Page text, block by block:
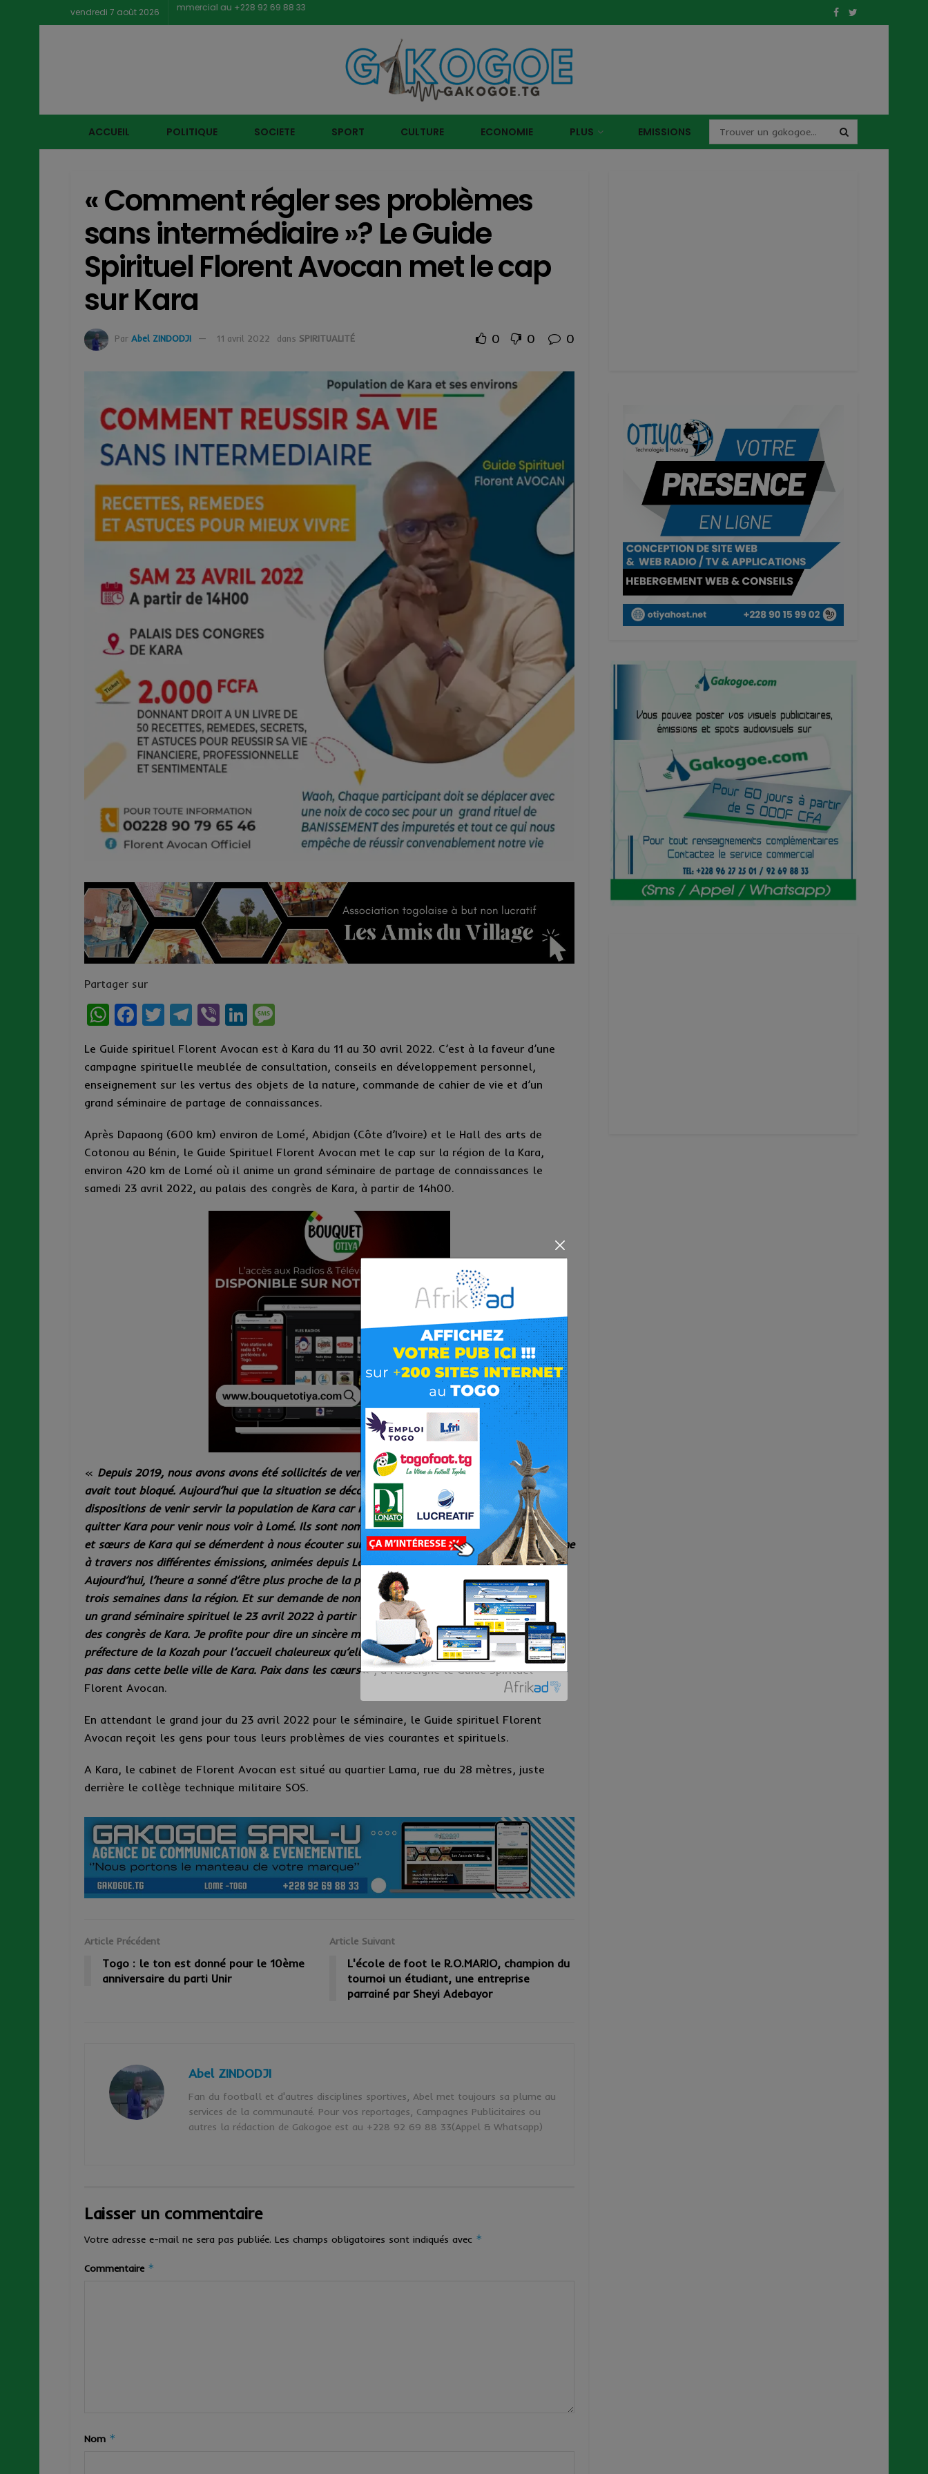
vendredi 7 août 2026
Contacter notre service commercial au +228 92 69 88 33
ACCUEIL POLITIQUE SOCIETE SPORT CULTURE ECONOMIE PLUS EMISSIONS
« Comment régler ses problèmes
sans intermédiaire »? Le Guide
Spirituel Florent Avocan met le cap
sur Kara
Par Abel ZINDODJI 11 avril 2022 dans SPIRITUALITÉ 0 0 0
Partager sur
W
at
s
A
p
p
F
ce
b
o
o
k
T
it
te
r
T
e
g
r
a
m
Vi
er
Li
ke
dI
n
es
s
a
g
e
Le Guide spirituel Florent Avocan est à Kara du 11 au 30 avril 2022. C’est à la faveur d’une
campagne spirituelle meublée de consultation, conseils en développement personnel,
enseignement sur les vertus des objets de la nature, commande de cahier de vie et d’un
grand séminaire de partage de connaissances.
Après Dapaong (600 km) environ de Lomé, Abidjan (Côte d’Ivoire) et le Hall des arts de
Cotonou au Bénin, le Guide Spirituel Florent Avocan met le cap sur la région de la Kara,
environ 420 km de Lomé où il anime un grand séminaire de partage de connaissances le
samedi 23 avril 2022, au palais des congrès de Kara, à partir de 14h00.
« Depuis 2019, nous avons avons été sollicités de venir à Kara. Mais la pandémie covid-19
avait tout bloqué. Aujourd’hui que la situation se décante un peu, nous avons pris les
dispositions de venir servir la population de Kara car nombreux sont ceux qui font l’effort de
quitter Kara pour venir nous voir à Lomé. Ils sont nombreux nos papas et mamans, nos frères
et sœurs de Kara qui se démerdent à nous écouter sur les réseaux sociaux et les radios en ligne
à travers nos différentes émissions, animées depuis Lomé, Cotonou où encore Abidjan.
Aujourd’hui, l’heure a sonné d’être plus proche de la population de Kara. Nous allons passer
trois semaines dans la région. Et sur demande de nombreuses personnes, nous allons animer
un grand séminaire spirituel le 23 avril 2022 à partir de 14h00 dans la grande salle du palais
des congrès de Kara. Je profite pour dire un sincère merci aux autorités compétentes de la
préfecture de la Kozah pour l’accueil chaleureux qu’elles nous accordent depuis nos premiers
pas dans cette belle ville de Kara. Paix dans les cœurs« , a renseigné le Guide Spirituel
Florent Avocan.
En attendant le grand jour du 23 avril 2022 pour le séminaire, le Guide spirituel Florent
Avocan reçoit les gens pour tous leurs problèmes de vies courantes et spirituels.
A Kara, le cabinet de Florent Avocan est situé au quartier Lama, rue du 28 mètres, juste
derrière le collège technique militaire SOS.
Article Précédent
Togo : le ton est donné pour le 10ème
anniversaire du parti Unir
Article Suivant
L'école de foot le R.O.MARIO, champion du
tournoi un étudiant, une entreprise
parrainé par Sheyi Adebayor
Abel ZINDODJI
Fan du football et d'autres disciplines sportives, Abel met toujours sa plume au
services de la communauté. Pour vos reportages, Campagnes Publicitaires ou
autres la rédaction de Gakogoe est au +228 92 69 88 33(Appel & Whatsapp)
Laisser un commentaire
Votre adresse e-mail ne sera pas publiée. Les champs obligatoires sont indiqués avec *
Commentaire *
Nom *